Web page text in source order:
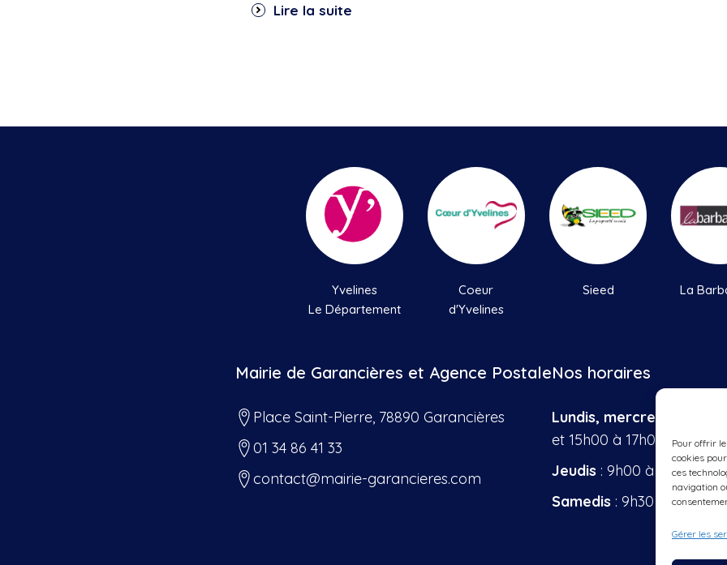
Pour offrir
cookies
ces
navigation
Gérer les
Lire la suite
Yvelines
Le Département
Coeur
d'Yvelines
Sieed La
Mairie de Garancières et Agence Postale
Place Saint-Pierre, 78890 Garancières
01 34 86 41 33
contact@mairie-garancieres.com
Nos horaires
Lundis, mercredis,
et 15h00 à 17h00
Jeudis : 9h00 à 12h00
Samedis : 9h30 à 12h00